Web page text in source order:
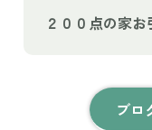
２００点の家
ブロ